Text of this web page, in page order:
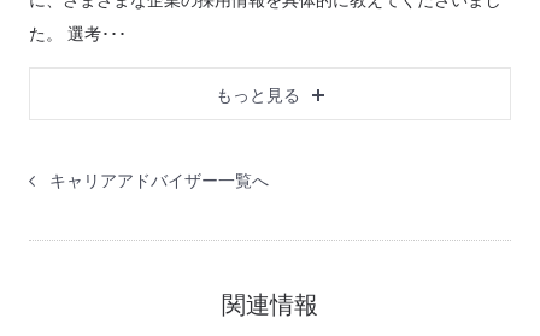
た。 選考･･･
もっと見る
キャリアアドバイザー一覧へ
関連情報